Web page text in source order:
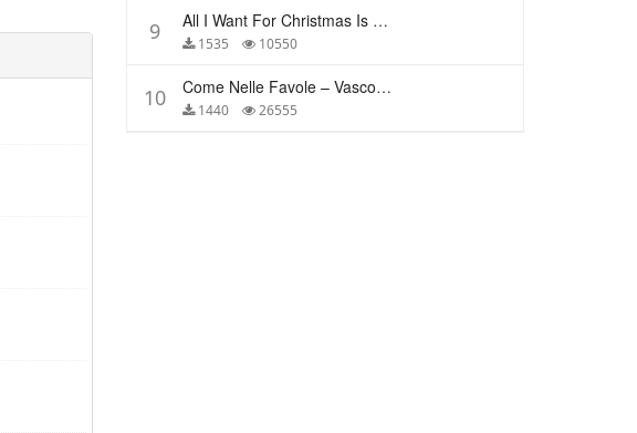
9 All I Want For Christmas Is You – Mariah Carey
1535 10550
10 Come Nelle Favole – Vasco Rossi
1440 26555